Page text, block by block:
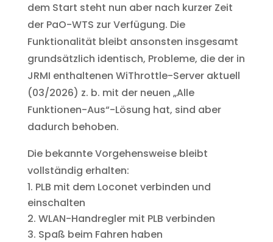
dem Start steht nun aber nach kurzer Zeit
der PaO-WTS zur Verfügung. Die
Funktionalität bleibt ansonsten insgesamt
grundsätzlich identisch, Probleme, die der in
JRMI enthaltenen WiThrottle-Server aktuell
(03/2026) z. b. mit der neuen „Alle
Funktionen-Aus“-Lösung hat, sind aber
dadurch behoben.
Die bekannte Vorgehensweise bleibt
vollständig erhalten:
PLB mit dem Loconet verbinden und
einschalten
WLAN-Handregler mit PLB verbinden
Spaß beim Fahren haben